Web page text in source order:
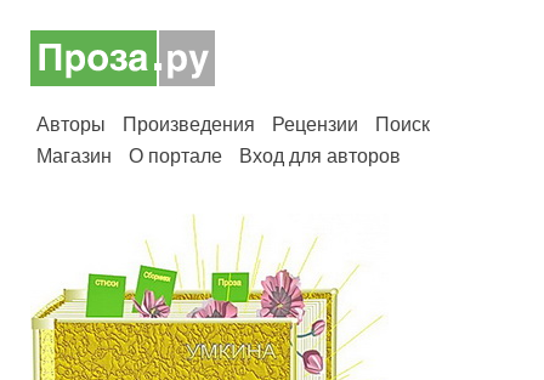
Авторы Произведения Рецензии
Поиск
Магазин
О портале Вход для авторов